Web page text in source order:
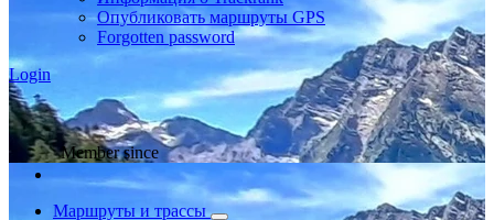
Опубликовать маршруты GPS
Forgotten password
Login
Member since
Маршруты и трассы